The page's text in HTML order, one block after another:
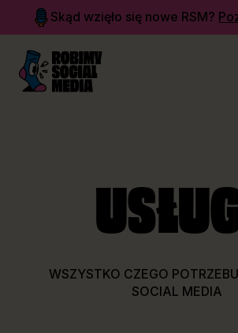
Skąd wzięło się nowe RSM?
WSZYSTKO CZEGO
SOCIAL MEDIA